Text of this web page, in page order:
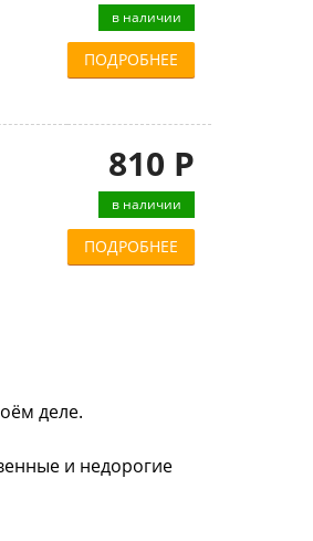
в наличии
ПОДРОБНЕЕ
810 Р
в наличии
ПОДРОБНЕЕ
деле.
и недорогие